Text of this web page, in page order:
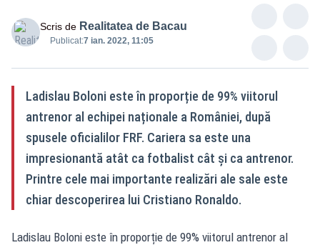
Scris de Realitatea de Bacau
Publicat:7 ian. 2022, 11:05
Ladislau Boloni este în proporție de 99% viitorul
antrenor al echipei naționale a României, după
spusele oficialilor FRF. Cariera sa este una
impresionantă atât ca fotbalist cât și ca antrenor.
Printre cele mai importante realizări ale sale este
chiar descoperirea lui Cristiano Ronaldo.
Ladislau Boloni este în proporție de 99% viitorul antrenor al